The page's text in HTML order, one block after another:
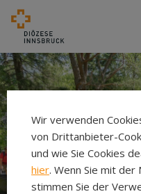
Wir verwenden
von Drittanbieter-
und wie Sie Cookies
hier. Wenn Sie mit
stimmen Sie der